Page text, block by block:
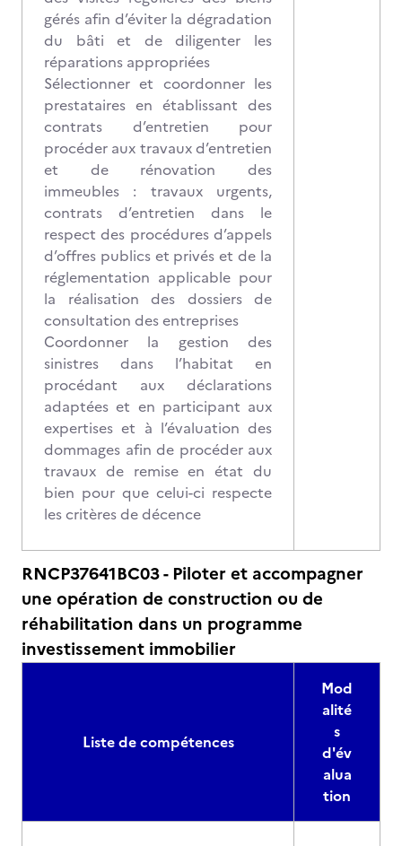
gérés afin d’éviter la dégradation
du bâti et de diligenter les
réparations appropriées
Sélectionner et coordonner les
prestataires en établissant des
contrats d’entretien pour
procéder aux travaux d’entretien
et de rénovation des
immeubles : travaux urgents,
contrats d’entretien dans le
respect des procédures d’appels
d’offres publics et privés et de la
réglementation applicable pour
la réalisation des dossiers de
consultation des entreprises
Coordonner la gestion des
sinistres dans l’habitat en
procédant aux déclarations
adaptées et en participant aux
expertises et à l’évaluation des
dommages afin de procéder aux
travaux de remise en état du
bien pour que celui-ci respecte
les critères de décence
RNCP37641BC03 - Piloter et accompagner
une opération de construction ou de
réhabilitation dans un programme
investissement immobilier
Liste de compétences
Mod
alité
s
d'év
alua
tion